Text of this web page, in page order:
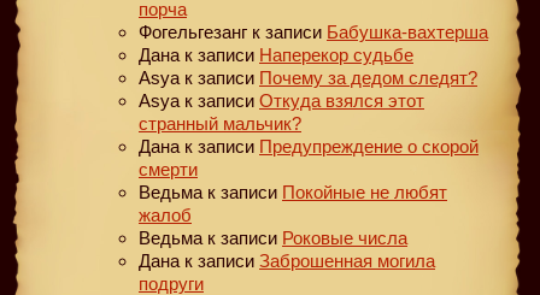
порча
Фогельгезанг к записи Бабушка-вахтерша
Дана к записи Наперекор судьбе
Asya к записи Почему за дедом следят?
Asya к записи Откуда взялся этот
странный мальчик?
Дана к записи Предупреждение о скорой
смерти
Ведьма к записи Покойные не любят
жалоб
Ведьма к записи Роковые числа
Дана к записи Заброшенная могила
подруги